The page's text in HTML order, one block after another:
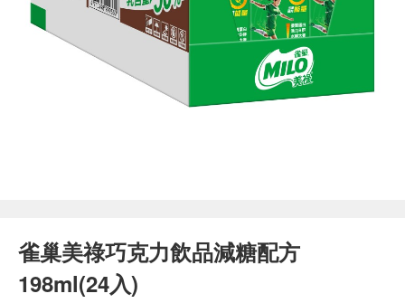
雀巢美祿巧克力飲品減糖配方
198ml(24入)